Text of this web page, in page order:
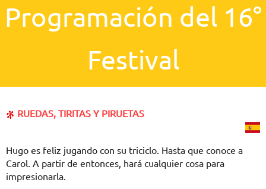
Programación del 16°
Festival
RUEDAS, TIRITAS Y PIRUETAS
Hugo es feliz jugando con su triciclo. Hasta que conoce a
Carol. A partir de entonces, hará cualquier cosa para
impresionarla.